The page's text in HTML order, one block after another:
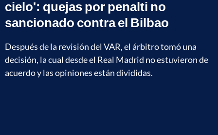
cielo': quejas por penalti no
sancionado contra el Bilbao
Después de la revisión del VAR, el árbitro tomó una
decisión, la cual desde el Real Madrid no estuvieron de
acuerdo y las opiniones están divididas.